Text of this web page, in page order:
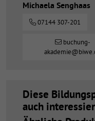
Michaela Senghaas
07144 307-201
buchung-
Diese
auch